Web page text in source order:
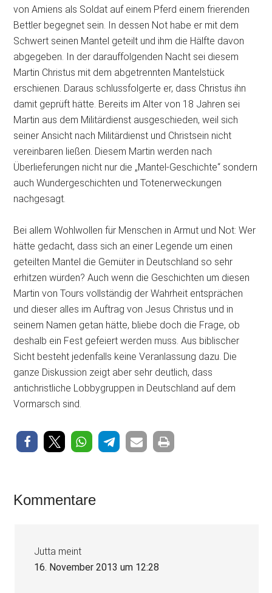
von Amiens als Soldat auf einem Pferd einem frierenden
Bettler begegnet sein. In dessen Not habe er mit dem
Schwert seinen Mantel geteilt und ihm die Hälfte davon
abgegeben. In der darauffolgenden Nacht sei diesem
Martin Christus mit dem abgetrennten Mantelstück
erschienen. Daraus schlussfolgerte er, dass Christus ihn
damit geprüft hätte. Bereits im Alter von 18 Jahren sei
Martin aus dem Militärdienst ausgeschieden, weil sich
seiner Ansicht nach Militärdienst und Christsein nicht
vereinbaren ließen. Diesem Martin werden nach
Überlieferungen nicht nur die „Mantel-Geschichte“ sondern
auch Wundergeschichten und Totenerweckungen
nachgesagt.
Bei allem Wohlwollen für Menschen in Armut und Not: Wer
hätte gedacht, dass sich an einer Legende um einen
geteilten Mantel die Gemüter in Deutschland so sehr
erhitzen würden? Auch wenn die Geschichten um diesen
Martin von Tours vollständig der Wahrheit entsprächen
und dieser alles im Auftrag von Jesus Christus und in
seinem Namen getan hätte, bliebe doch die Frage, ob
deshalb ein Fest gefeiert werden muss. Aus biblischer
Sicht besteht jedenfalls keine Veranlassung dazu. Die
ganze Diskussion zeigt aber sehr deutlich, dass
antichristliche Lobbygruppen in Deutschland auf dem
Vormarsch sind.
Leser-
Kommentare
Jutta meint
16. November 2013 um 12:28